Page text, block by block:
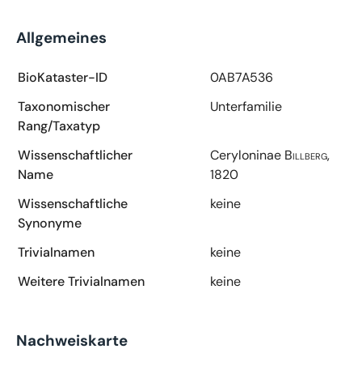
Allgemeines
BioKataster-ID
0AB7A536
Taxonomischer
Rang/Taxatyp
Unterfamilie
Wissenschaftlicher
Name
Ceryloninae Billberg,
1820
Wissenschaftliche
Synonyme
keine
Trivialnamen
keine
Weitere Trivialnamen
keine
Nachweiskarte